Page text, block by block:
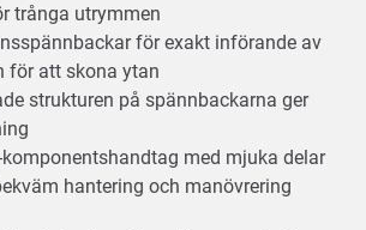
trånga utrymmen
för exakt införande av
för att skona ytan
strukturen på spännbackarna ger
med mjuka delar
hantering och manövrering